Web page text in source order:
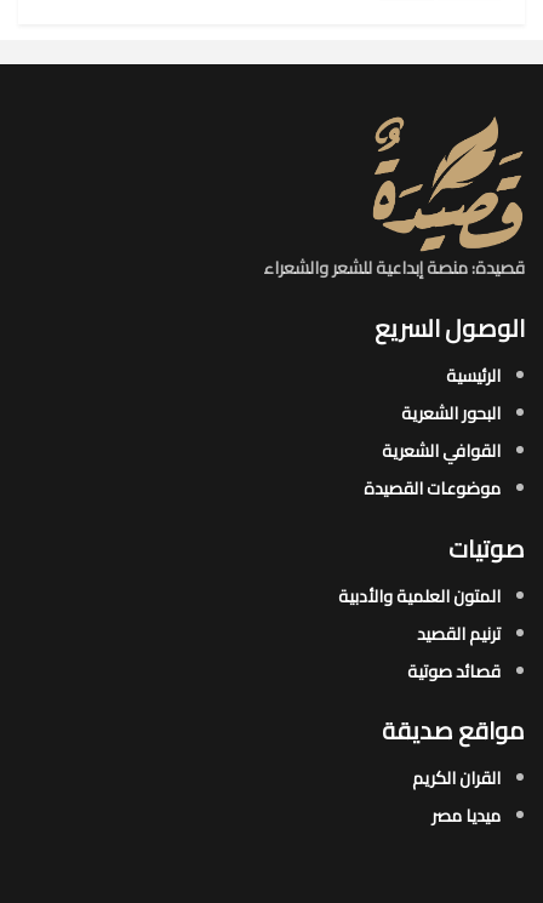
قصيدة: منصة إبداعية للشعر والشعراء
الوصول السريع
الرئيسية
البحور الشعرية​
القوافي الشعرية​
موضوعات القصيدة​
صوتيات
المتون العلمية والأدبية
ترنيم القصيد
قصائد صوتية
مواقع صديقة
القران الكريم
ميديا مصر